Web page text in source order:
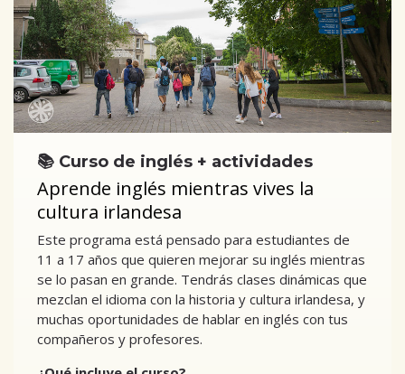
📚 Curso de inglés + actividades
Aprende inglés mientras vives la
cultura irlandesa
Este programa está pensado para estudiantes de
11 a 17 años que quieren mejorar su inglés mientras
se lo pasan en grande. Tendrás clases dinámicas que
mezclan el idioma con la historia y cultura irlandesa, y
muchas oportunidades de hablar en inglés con tus
compañeros y profesores.